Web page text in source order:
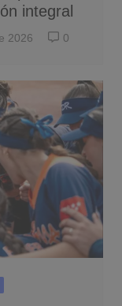
integral
2026 0